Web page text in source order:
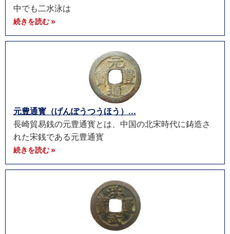
中でも二水泳は
続きを読む »
元豊通寳（げんぽうつうほう）...
長崎貿易銭の元豊通寳とは、中国の北宋時代に鋳造さ
れた宋銭である元豊通寳
続きを読む »